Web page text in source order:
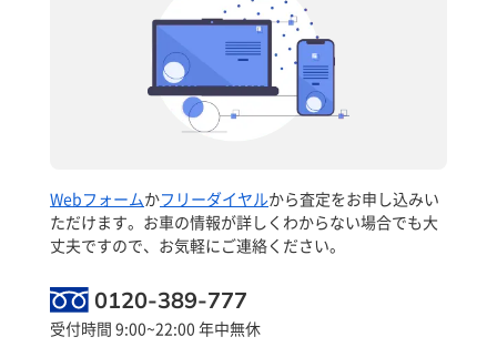
Webフォームかフリーダイヤルから査定をお申し込みい
ただけます。お車の情報が詳しくわからない場合でも大
丈夫ですので、お気軽にご連絡ください。
0120-389-777
受付時間 9:00~22:00 年中無休